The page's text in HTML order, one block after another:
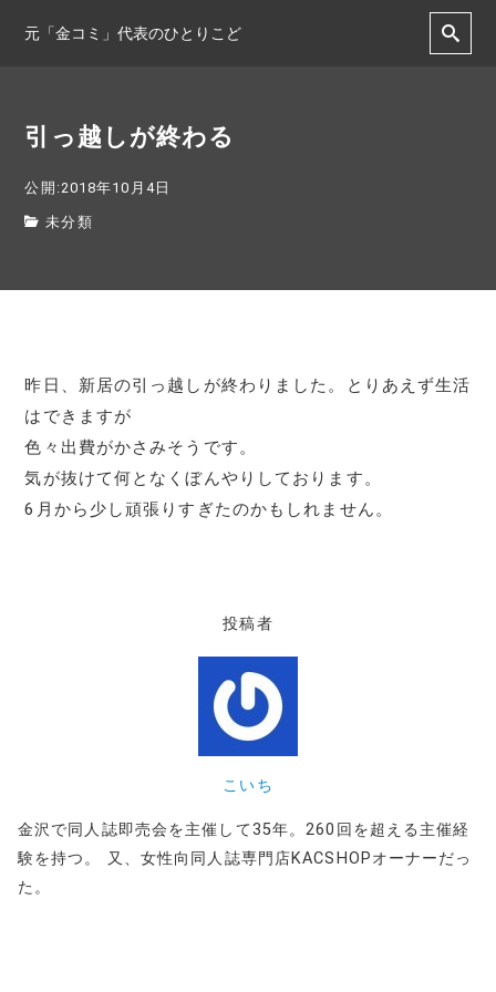
元「金コミ」代表のひとりこど
引っ越しが終わる
公開:2018年10月4日
未分類
昨日、新居の引っ越しが終わりました。とりあえず生活
はできますが
色々出費がかさみそうです。
気が抜けて何となくぼんやりしております。
6月から少し頑張りすぎたのかもしれません。
投稿者
こいち
金沢で同人誌即売会を主催して35年。260回を超える主催経
験を持つ。 又、女性向同人誌専門店KACSHOPオーナーだっ
た。